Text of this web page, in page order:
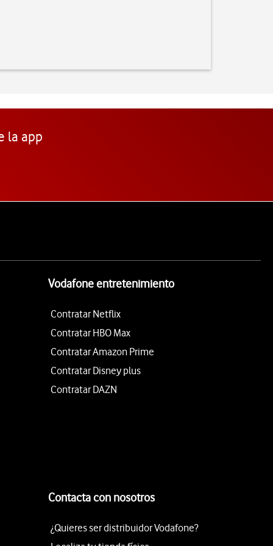
la app
Vodafone entretenimiento
Contratar Netflix
Contratar HBO Max
Contratar Amazon Prime
Contratar Disney plus
Contratar DAZN
Contacta con nosotros
¿Quieres ser distribuidor Vodafone?